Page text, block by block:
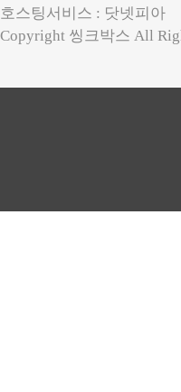
호스팅서비스 : 닷넷피아
Copyright 씽크박스 All